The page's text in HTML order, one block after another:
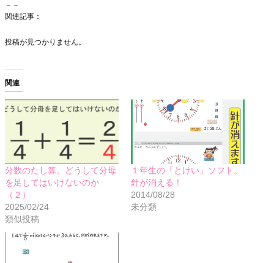
－－
関連記事：
投稿が見つかりません。
関連
分数のたし算。どうして分母
を足してはいけないのか
（２）
2025/02/24
類似投稿
１年生の「とけい」ソフト。
針が消える！
2014/08/28
未分類